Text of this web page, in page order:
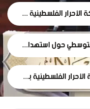
*تصريح صحفي صادر عن حركة الأحرار الفلسطينية حول استقالة لجنة الطوارئ في غزة
حركة الأحرار: تقرير الأورومتوسطي حول استهداف الرموز الطبية في سجون الاحتلال وثيقة إدانة وجريمة حرب موصوفة
تصريح صحفي صادر عن حركة الأحرار الفلسطينية بمناسبة مرور 1000 يومٍ من حرب الإبادة... وفظاعة جرائم الاحتلال في قطاع غزة*